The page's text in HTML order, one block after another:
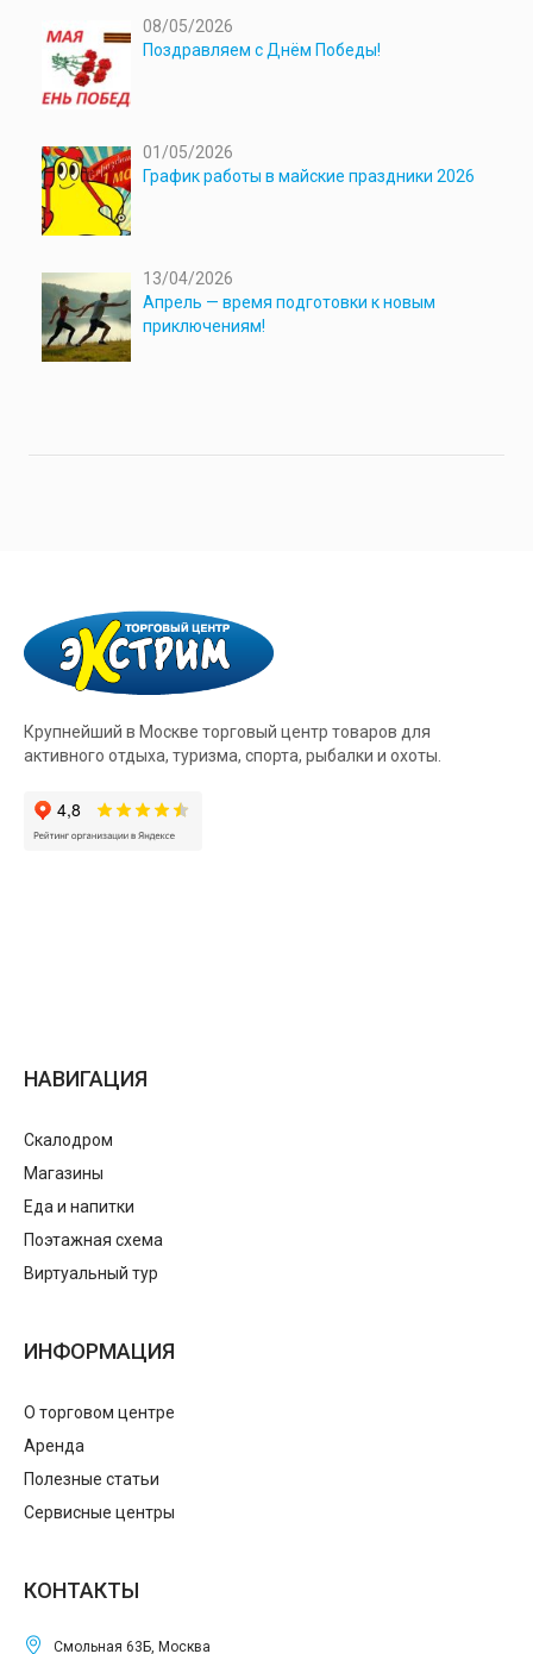
08/05/2026
Поздравляем с Днём Победы!
01/05/2026
График работы в майские праздники 2026
13/04/2026
Апрель — время подготовки к новым
приключениям!
Крупнейший в Москве торговый центр товаров для
активного отдыха, туризма, спорта, рыбалки и охоты.
НАВИГАЦИЯ
Скалодром
Магазины
Еда и напитки
Поэтажная схема
Виртуальный тур
ИНФОРМАЦИЯ
О торговом центре
Аренда
Полезные статьи
Сервисные центры
КОНТАКТЫ
Смольная 63Б, Москва